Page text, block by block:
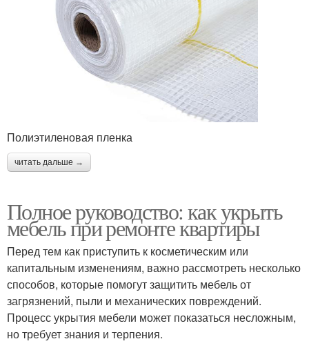
Полиэтиленовая пленка
читать дальше →
Полное руководство: как укрыть
мебель при ремонте квартиры
Перед тем как приступить к косметическим или
капитальным изменениям, важно рассмотреть несколько
способов, которые помогут защитить мебель от
загрязнений, пыли и механических повреждений.
Процесс укрытия мебели может показаться несложным,
но требует знания и терпения.